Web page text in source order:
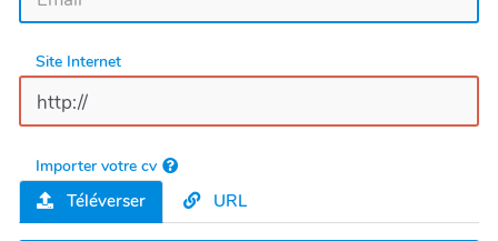
Site Internet
Importer votre cv
Téléverser URL